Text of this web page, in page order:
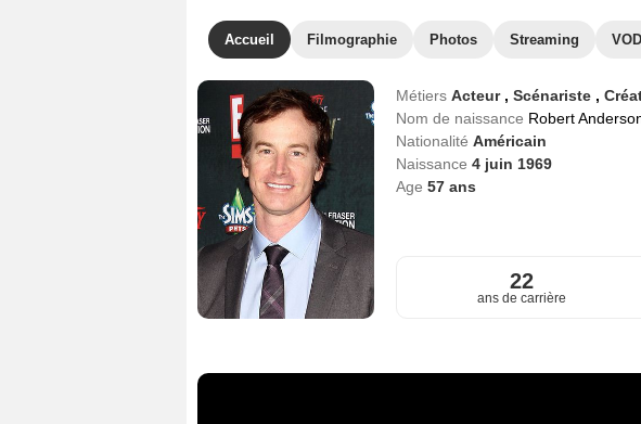
Accueil Filmographie Photos Streaming
Métiers Acteur , Scénariste ,
Nom de naissance Robert
Nationalité Américain
Naissance 4 juin 1969
Age 57ans
22
ans de carrière